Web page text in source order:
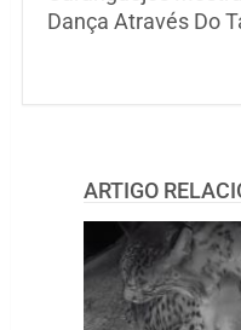
Dança Através Do
ARTIGO